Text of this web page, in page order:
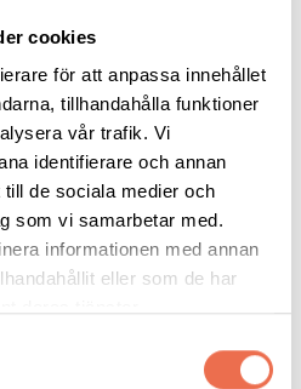
cookies
för att anpassa innehållet
tillhandahålla funktioner
vår trafik. Vi
identifierare och annan
de sociala medier och
som vi samarbetar med.
informationen med annan
eller som de har
med max 15 deltagare per
Du tränar på din egen nivå och
hitta vad som känns lagom. Det
träning, ett nöje förenat med